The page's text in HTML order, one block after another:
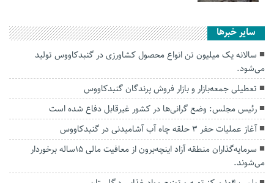
سایر خبرها
سالانه یک میلیون تن انواع محصول کشاورزی در گنبدکاووس تولید
می‌شود.
تعطیلی جمعه‌بازار و بازار فروش پرندگان گنبدکاووس
رئیس مجلس: وضع گرانی‌ها در کشور غیرقابل دفاع شده است
آغاز عملیات حفر ۳ حلقه چاه آب آشامیدنی در گنبدکاووس
سرمایه‌گذاران منطقه آزاد اینچه‌برون از معافیت مالی 15ساله برخوردار
می‌شوند.